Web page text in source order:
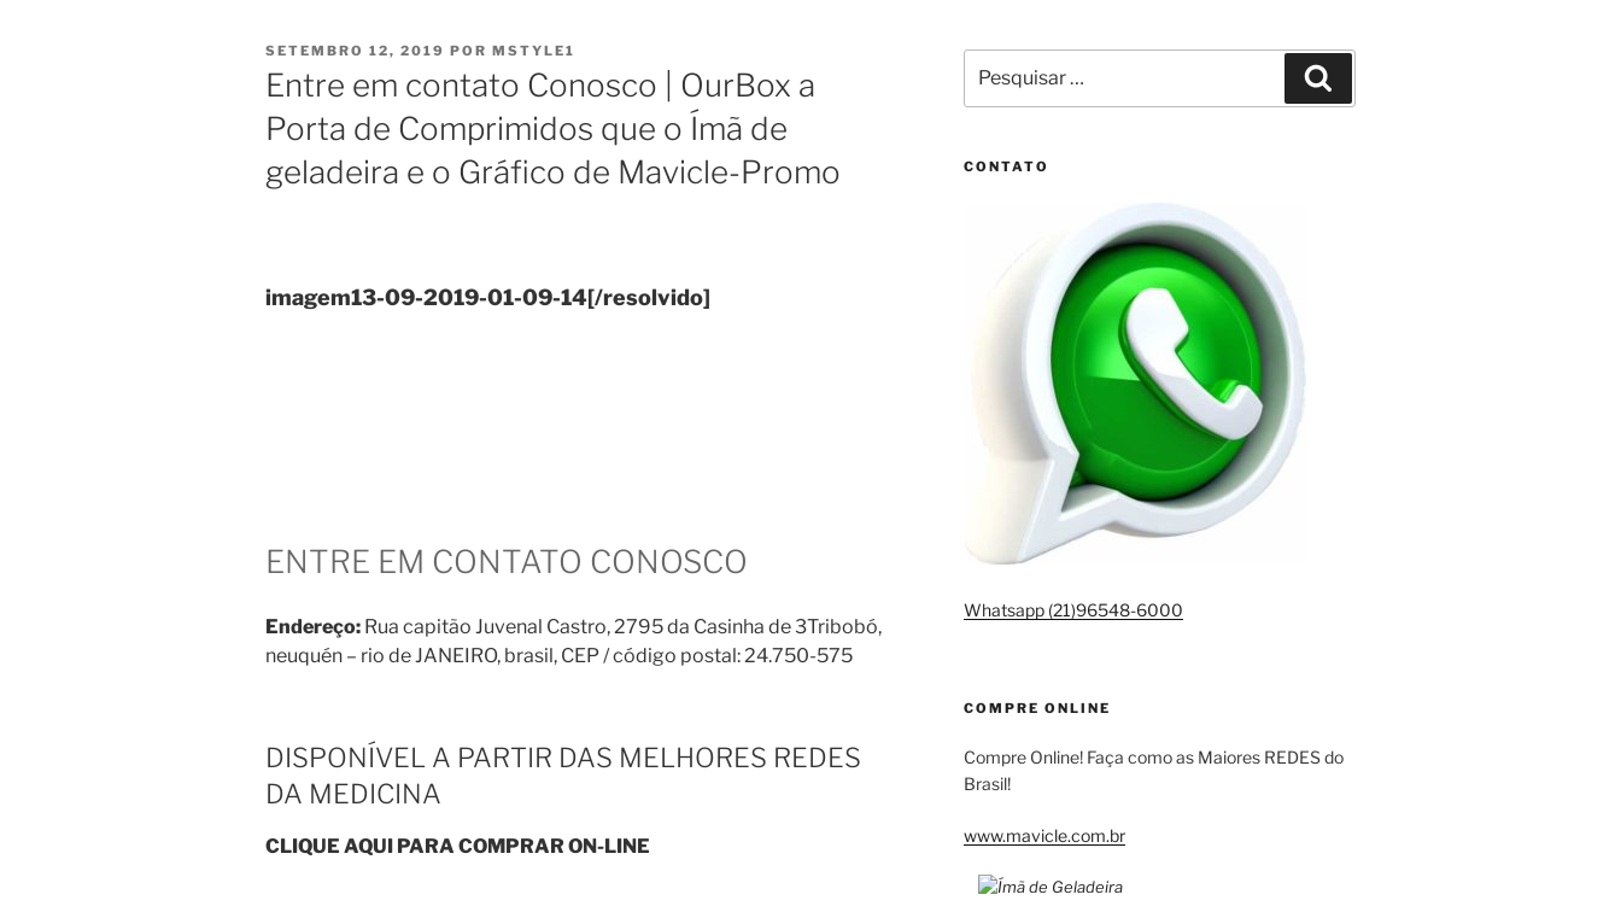
PUBLICADO
EM
SETEMBRO 12, 2019 POR MSTYLE1
Entre em contato Conosco | OurBox a
Porta de Comprimidos que o Ímã de
geladeira e o Gráfico de Mavicle-Promo
imagem13-09-2019-01-09-14[/resolvido]
ENTRE EM CONTATO CONOSCO
Endereço: Rua capitão Juvenal Castro, 2795 da Casinha de 3Tribobó,
neuquén – rio de JANEIRO, brasil, CEP / código postal: 24.750-575
DISPONÍVEL A PARTIR DAS MELHORES REDES
DA MEDICINA
CLIQUE AQUI PARA COMPRAR ON-LINE
por:
CONTATO
Whatsapp (21)96548-6000
COMPRE ONLINE
Compre Online! Faça como as Maiores REDES do
Brasil!
www.mavicle.com.br